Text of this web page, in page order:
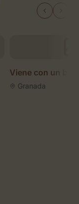
Viene con un
Granada